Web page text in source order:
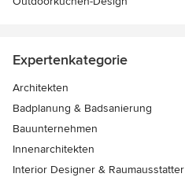
Expertenkategorie
Architekten
Badplanung & Badsanierung
Bauunternehmen
Innenarchitekten
Interior Designer & Raumausstatter